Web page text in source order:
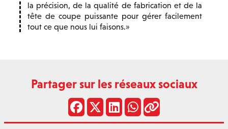
la précision, de la qualité de fabrication et de la
tête de coupe puissante pour gérer facilement
tout ce que nous lui faisons.
Partager sur les réseaux sociaux